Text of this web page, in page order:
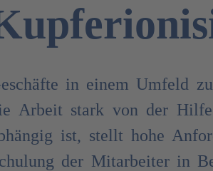
in einem Umfeld
Arbeit stark von der
ist, stellt hohe
der Mitarbeiter in